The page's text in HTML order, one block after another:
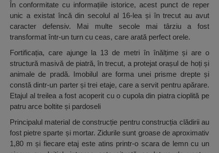
În conformitate cu informațiile istorice, acest punct de reper
unic a existat încă din secolul al 16-lea și în trecut au avut
caracter defensiv. Mai multe secole mai târziu a fost
transformat într-un turn cu ceas, care arată perfect orele.
Fortificația, care ajunge la 13 de metri în înălțime și are o
structură masivă de piatră, în trecut, a protejat orașul de hoți și
animale de pradă. Imobilul are forma unei prisme drepte și
constă dintr-un parter și trei etaje, care a servit pentru apărare.
Etajul al treilea a fost acoperit cu o cupola din piatra cioplită pe
patru arce boltite și pardoseli
Principalul material de construcție pentru construcția clădirii au
fost pietre sparte și mortar. Zidurile sunt groase de aproximativ
1,80 m și fiecare etaj este atins printr-o scara de lemn cu un